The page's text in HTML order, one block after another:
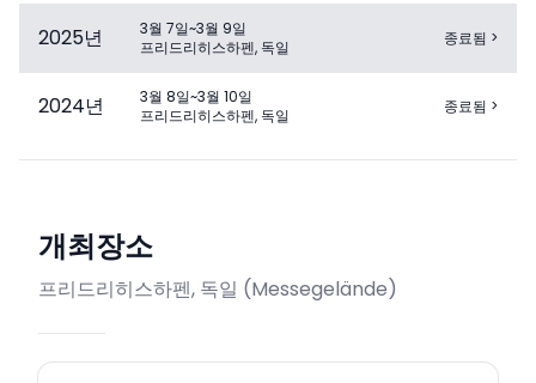
2025년
3월 7일~3월 9일
프리드리히스하펜, 독일
종료됨 >
2024년
3월 8일~3월 10일
프리드리히스하펜, 독일
종료됨 >
개최장소
프리드리히스하펜, 독일 (Messegelände)